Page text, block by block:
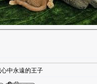
中永遠的王子